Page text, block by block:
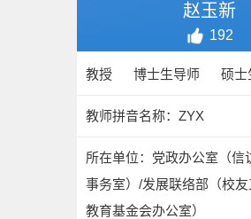
赵玉新
192
教授 博士生导师 硕士
教师拼音名称：ZYX
所在单位：党政办公室（信
事务室）/发展联络部（校友
教育基金会办公室）